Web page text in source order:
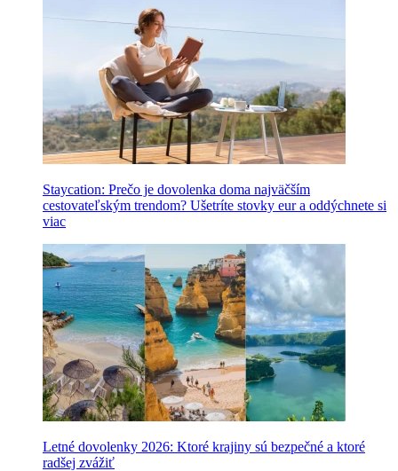
Staycation: Prečo je dovolenka doma najväčším
cestovateľským trendom? Ušetríte stovky eur a oddýchnete si
viac
Letné dovolenky 2026: Ktoré krajiny sú bezpečné a ktoré
radšej zvážiť